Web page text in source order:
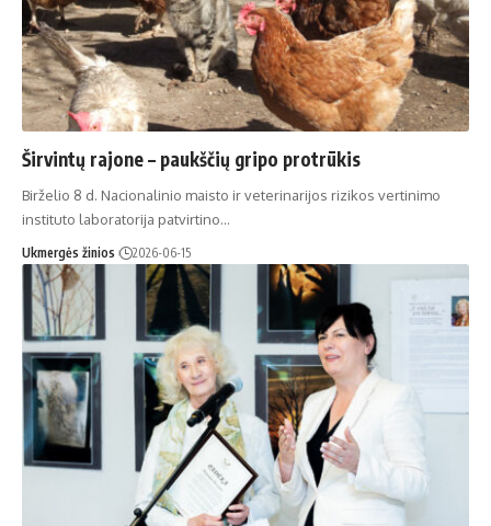
Širvintų rajone – paukščių gripo protrūkis
Birželio 8 d. Nacionalinio maisto ir veterinarijos rizikos vertinimo
instituto laboratorija patvirtino…
Ukmergės žinios 2026-06-15